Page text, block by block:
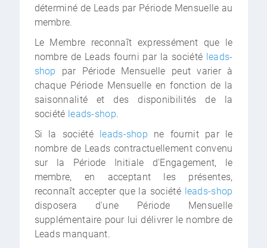
déterminé de Leads par Période Mensuelle au
membre.
Le Membre reconnaît expressément que le
nombre de Leads fourni par la société leads-
shop par Période Mensuelle peut varier à
chaque Période Mensuelle en fonction de la
saisonnalité et des disponibilités de la
société leads-shop.
Si la société leads-shop ne fournit par le
nombre de Leads contractuellement convenu
sur la Période Initiale d'Engagement, le
membre, en acceptant les présentes,
reconnaît accepter que la société leads-shop
disposera d'une Période Mensuelle
supplémentaire pour lui délivrer le nombre de
Leads manquant.